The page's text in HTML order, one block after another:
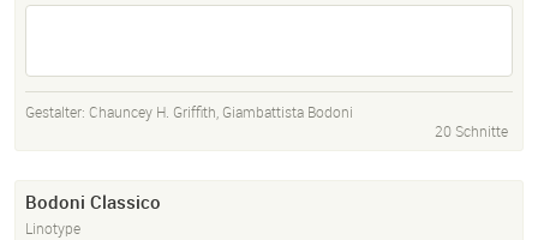
Gestalter: Chauncey H. Griffith, Giambattista Bodoni
20 Schnitte
Bodoni Classico
Linotype